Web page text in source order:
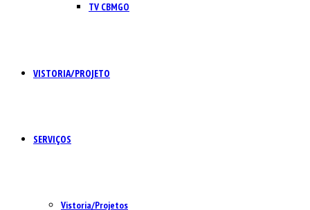
TV CBMGO
VISTORIA/PROJETO
SERVIÇOS
Vistoria/Projetos